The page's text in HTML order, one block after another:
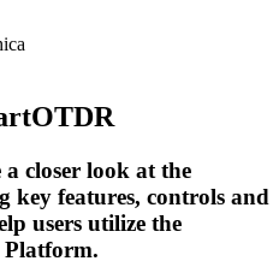
closer look at the
features, controls and
users utilize the
Platform.